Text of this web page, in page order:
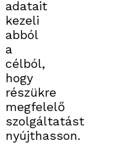
adatait
kezeli
abból
a
célból,
hogy
részükre
megfelelő
szolgáltatást
nyújthasson.